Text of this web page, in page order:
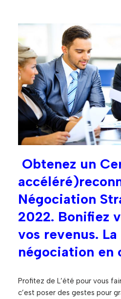
Obtenez un
Négociation
2022. Bonifiez
vos revenus.
négociation en
Profitez de L’été pour vous
c’est poser des gestes pour